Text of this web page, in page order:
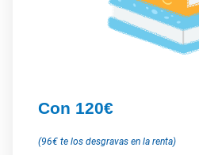
Con 120€
(96€ te los desgravas en la renta)